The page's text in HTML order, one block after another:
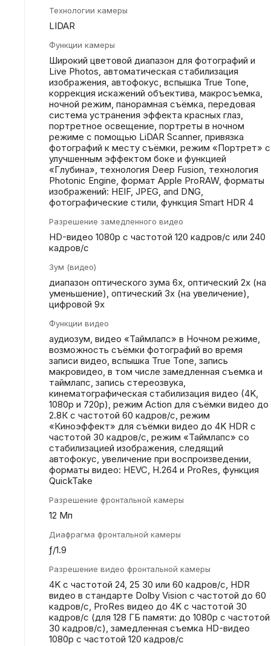
Технологии камеры
LIDAR
Функции камеры
Широкий цветовой диапазон для фотографий и
Live Photos, автоматическая стабилизация
изображения, автофокус, вспышка True Tone,
коррекция искажений объектива, макросъемка,
ночной режим, панорамная съёмка, передовая
система устранения эффекта красных глаз,
портретное освещение, портреты в ночном
режиме с помощью LiDAR Scanner, привязка
фотографий к месту съёмки, режим «Портрет» с
улучшенным эффектом боке и функцией
«Глубина», технология Deep Fusion, технология
Photonic Engine, формат Apple ProRAW, форматы
изображений: HEIF, JPEG, and DNG,
фотографические стили, функция Smart HDR 4
Разрешение замедленного видео
HD-видео 1080р c частотой 120 кадров/ с или 240
кадров/ с
Зум (видео)
диапазон оптического зума 6x, оптический 2x (на
уменьшение), оптический 3x (на увеличение),
цифровой 9х
Функции видео
аудиозум, видео «Таймлапс» в Ночном режиме,
возможность съёмки фотографий во время
записи видео, вспышка True Tone, запись
макровидео, в том числе замедленная съемка и
таймлапс, запись стереозвука,
кинематографическая стабилизация видео (4K,
1080p и 720p), режим Action для съёмки видео до
2.8К с частотой 60 кадров/с, режим
«Киноэффект» для съёмки видео до 4K HDR с
частотой 30 кадров/с, режим «Таймлапс» со
стабилизацией изображения, следящий
автофокус, увеличение при воспроизведении,
форматы видео: HEVC, H.264 и ProRes, функция
QuickTake
Разрешение фронтальной камеры
12 Мп
Диафрагма фронтальной камеры
ƒ/1.9
Разрешение видео фронтальной камеры
4K с частотой 24, 25 30 или 60 кадров/с, HDR
видео в стандарте Dolby Vision с частотой до 60
кадров/с, ProRes видео до 4K с частотой 30
кадров/с (для 128 ГБ памяти: до 1080p с частотой
30 кадров/с), замедленная съемка HD-видео
1080p с частотой 120 кадров/с